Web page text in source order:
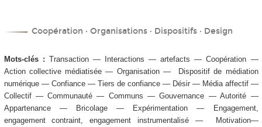
Coopération · Organisations · Dispositifs · Design
Mots-clés : Transaction — Interactions — artefacts — Coopération —
Action collective médiatisée — Organisation — Dispositif de médiation
numérique — Confiance — Tiers de confiance — Désir — Média affectif —
Collectif — Communauté — Communs — Gouvernance — Autorité —
Appartenance — Bricolage — Expérimentation — Engagement,
engagement contraint, engagement instrumentalisé — Motivation—